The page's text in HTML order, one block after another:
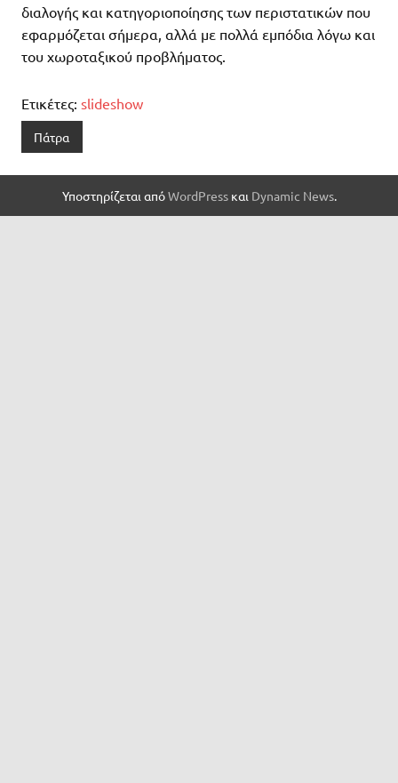
διαλογής και κατηγοριοποίησης των περιστατικών που
εφαρμόζεται σήμερα, αλλά με πολλά εμπόδια λόγω και
του χωροταξικού προβλήματος.
Ετικέτες: slideshow
Πάτρα
Υποστηρίζεται απόWordPressκαι Dynamic News.